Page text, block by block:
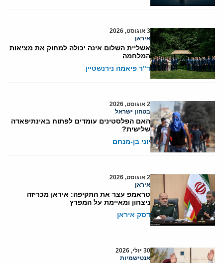
3 אוגוסט, 2026
איראן
אשליית השלום אינה יכולה למחוק את מציאות
המלחמה
ד"ר פיאמה נירנשטיין
2 אוגוסט, 2026
בטחון ישראל
האם הפלסטינים עומדים לפתוח באינתיפאדה
שלישית?
יוני בן-מנחם
2 אוגוסט, 2026
איראן
טראמפ עצר את התקיפה: איראן מכריזה
ניצחון ומאיימת על המפרץ
דסק איראן
30 יולי, 2026
אנטישמיות